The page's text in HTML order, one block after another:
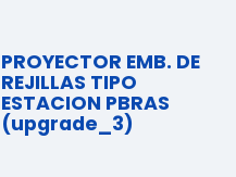
PROYECTOR EMB. DE
REJILLAS TIPO
ESTACION PBRAS
(upgrade_3)